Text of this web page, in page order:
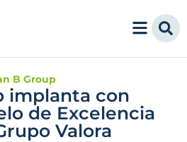
B Group
implanta con
de Excelencia
Valora